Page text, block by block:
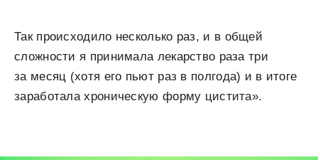
Так происходило несколько раз, и в общей
сложности я принимала лекарство раза три
за месяц (хотя его пьют раз в полгода) и в итоге
заработала хроническую форму цистита».